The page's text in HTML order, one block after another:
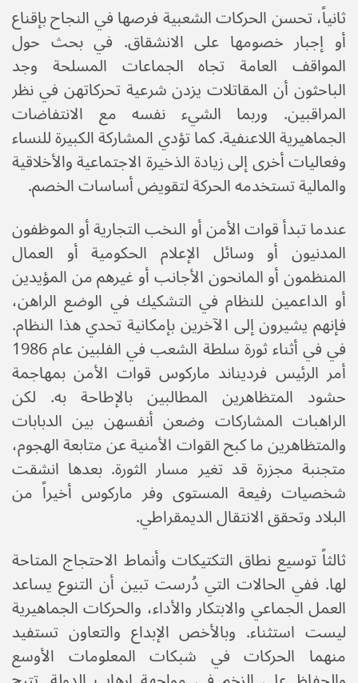
ثانياً، تحسن الحركات الشعبية فرصها في النجاح بإقناع
أو إجبار خصومها على الانشقاق. في بحث حول
المواقف العامة تجاه الجماعات المسلحة وجد
الباحثون أن المقاتلات يزدن شرعية تحركاتهن في نظر
المراقبين. وربما الشيء نفسه مع الانتفاضات
الجماهيرية اللاعنفية. كما تؤدي المشاركة الكبيرة للنساء
وفعاليات أخرى إلى زيادة الذخيرة الاجتماعية والأخلاقية
والمالية تستخدمه الحركة لتقويض أساسات الخصم.
عندما تبدأ قوات الأمن أو النخب التجارية أو الموظفون
المدنيون أو وسائل الإعلام الحكومية أو العمال
المنظمون أو المانحون الأجانب أو غيرهم من المؤيدين
أو الداعمين للنظام في التشكيك في الوضع الراهن،
فإنهم يشيرون إلى الآخرين بإمكانية تحدي هذا النظام.
في في أثناء ثورة سلطة الشعب في الفلبين عام 1986
أمر الرئيس فرديناند ماركوس قوات الأمن بمهاجمة
حشود المتظاهرين المطالبين بالإطاحة به. لكن
الراهبات المشاركات وضعن أنفسهن بين الدبابات
والمتظاهرين ما كبح القوات الأمنية عن متابعة الهجوم،
متجنبة مجزرة قد تغير مسار الثورة. بعدها انشقت
شخصيات رفيعة المستوى وفر ماركوس أخيراً من
البلاد وتحقق الانتقال الديمقراطي.
ثالثاً توسيع نطاق التكتيكات وأنماط الاحتجاج المتاحة
لها. ففي الحالات التي دُرست تبين أن التنوع يساعد
العمل الجماعي والابتكار والأداء، والحركات الجماهيرية
ليست استثناء. وبالأخص الإبداع والتعاون تستفيد
منهما الحركات في شبكات المعلومات الأوسع